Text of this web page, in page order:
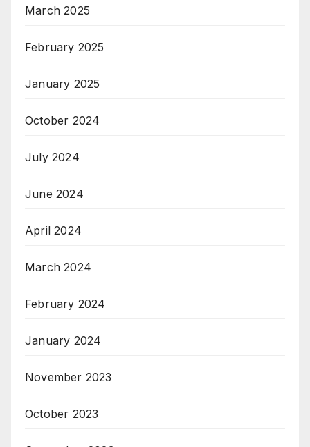
March 2025
February 2025
January 2025
October 2024
July 2024
June 2024
April 2024
March 2024
February 2024
January 2024
November 2023
October 2023